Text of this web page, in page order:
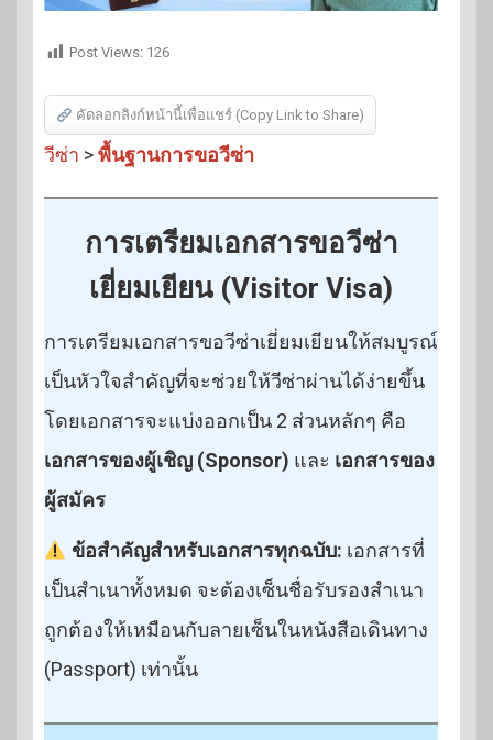
Post Views: 126
คัดลอกลิงก์หน้านี้เพื่อแชร์ (Copy Link to Share)
วีซ่า >พื้นฐานการขอวีซ่า
การเตรียมเอกสารขอวีซ่า
เยี่ยมเยียน (Visitor Visa)
การเตรียมเอกสารขอวีซ่าเยี่ยมเยียนให้สมบูรณ์
เป็นหัวใจสำคัญที่จะช่วยให้วีซ่าผ่านได้ง่ายขึ้น
โดยเอกสารจะแบ่งออกเป็น 2 ส่วนหลักๆ คือ
เอกสารของผู้เชิญ (Sponsor) และ เอกสารของ
ผู้สมัคร
ข้อสำคัญสำหรับเอกสารทุกฉบับ: เอกสารที่
เป็นสำเนาทั้งหมด จะต้องเซ็นชื่อรับรองสำเนา
ถูกต้องให้เหมือนกับลายเซ็นในหนังสือเดินทาง
(Passport) เท่านั้น